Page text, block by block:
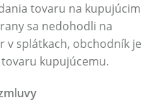
tovaru na kupujúcim
sa nedohodli na
v splátkach, obchodník je
kupujúcemu.